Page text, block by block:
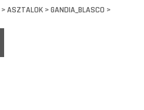
>ASZTALOK >GANDIA_BLASCO >